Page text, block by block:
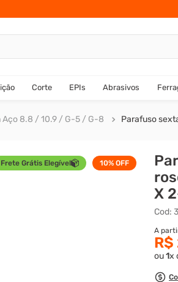
Corte EPIs Abrasivos
Aço 8.8 / 10.9 / G-5 / G-8 Parafuso
Frete Grátis Elegível 10%OFF
X
Cod:
ou1x